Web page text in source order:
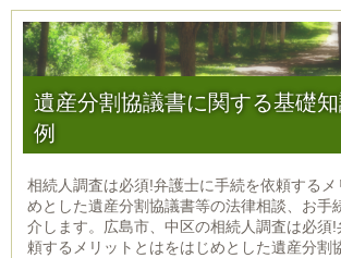
遺産分割協議書に関する基礎
例
相続人調査は必須!弁護士に手続を依頼するメ
めとした遺産分割協議書等の法律相談、お手
介します。広島市、中区の相続人調査は必須
頼するメリットとはをはじめとした遺産分割